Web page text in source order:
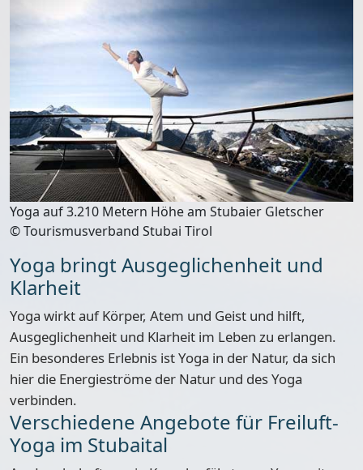
Yoga auf 3.210 Metern Höhe am Stubaier Gletscher
© Tourismusverband Stubai Tirol
Yoga bringt Ausgeglichenheit und
Klarheit
Yoga wirkt auf Körper, Atem und Geist und hilft,
Ausgeglichenheit und Klarheit im Leben zu erlangen.
Ein besonderes Erlebnis ist Yoga in der Natur, da sich
hier die Energieströme der Natur und des Yoga
verbinden.
Verschiedene Angebote für Freiluft-
Yoga im Stubaital